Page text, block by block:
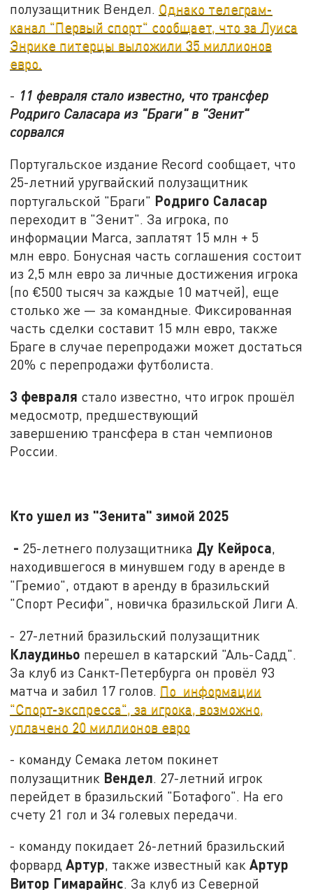
полузащитник Вендел. Однако телеграм-
канал "Первый спорт" сообщает, что за Луиса
Энрике питерцы выложили 35 миллионов
евро.
- 11 февраля стало известно, что трансфер
Родриго Саласара из "Браги" в "Зенит"
сорвался
Португальское издание Record сообщает, что
25-летний уругвайский полузащитник
португальской "Браги" Родриго Саласар
переходит в "Зенит". За игрока, по
информации Marca, заплатят 15 млн + 5
млн евро. Бонусная часть соглашения состоит
из 2,5 млн евро за личные достижения игрока
(по €500 тысяч за каждые 10 матчей), еще
столько же — за командные. Фиксированная
часть сделки составит 15 млн евро, также
Браге в случае перепродажи может достаться
20% с перепродажи футболиста.
3 февраля стало известно, что игрок прошёл
медосмотр, предшествующий
завершению трансфера в стан чемпионов
России.
Кто ушел из "Зенита" зимой 2025
- 25-летнего полузащитника Ду Кейроса,
находившегося в минувшем году в аренде в
"Гремио", отдают в аренду в бразильский
"Спорт Ресифи", новичка бразильской Лиги А.
- 27-летний бразильский полузащитник
Клаудиньо перешел в катарский "Аль-Садд".
За клуб из Санкт-Петербурга он провёл 93
матча и забил 17 голов. По информации
"Спорт-экспресса", за игрока, возможно,
уплачено 20 миллионов евро
- команду Семака летом покинет
полузащитник Вендел. 27-летний игрок
перейдет в бразильский "Ботафого". На его
счету 21 гол и 34 голевых передачи.
- команду покидает 26-летний бразильский
форвардАртур, также известный как Артур
Витор Гимарайнс. За клуб из Северной